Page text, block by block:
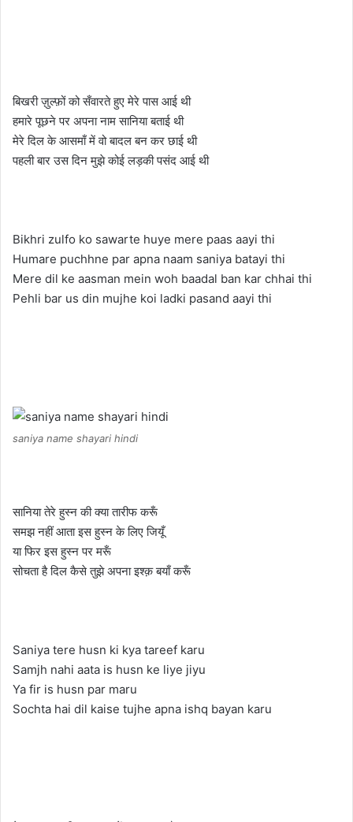
बिखरी ज़ुल्फ़ों को सँवारते हुए मेरे पास आई थी
हमारे पूछने पर अपना नाम सानिया बताई थी
मेरे दिल के आसमाँ में वो बादल बन कर छाई थी
पहली बार उस दिन मुझे कोई लड़की पसंद आई थी
Bikhri zulfo ko sawarte huye mere paas aayi thi
Humare puchhne par apna naam saniya batayi thi
Mere dil ke aasman mein woh baadal ban kar chhai thi
Pehli bar us din mujhe koi ladki pasand aayi thi
saniya name shayari hindi
सानिया तेरे हुस्न की क्या तारीफ करूँ
समझ नहीं आता इस हुस्न के लिए जियूँ
या फिर इस हुस्न पर मरूँ
सोचता है दिल कैसे तुझे अपना इश्क़ बयाँ करूँ
Saniya tere husn ki kya tareef karu
Samjh nahi aata is husn ke liye jiyu
Ya fir is husn par maru
Sochta hai dil kaise tujhe apna ishq bayan karu